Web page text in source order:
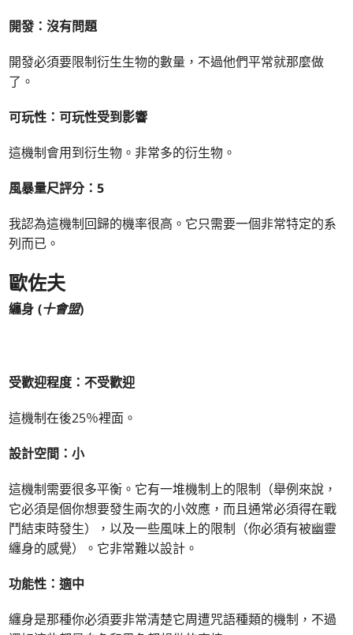
開發：沒有問題
開發必須要限制衍生生物的數量，不過他們平常就那麼做
了。
可玩性：可玩性受到影響
這機制會用到衍生物。非常多的衍生物。
風暴量尺評分：5
我認為這機制回歸的機率很高。它只需要一個非常特定的系
列而已。
歐佐夫
纏身 (十會盟)
受歡迎程度：不受歡迎
這機制在後25％裡面。
設計空間：小
這機制需要很多平衡。它有一堆機制上的限制（舉例來說，
它必須是個你想要發生兩次的小效應，而且通常必須得在戰
鬥結束時發生），以及一些風味上的限制（你必須有被幽靈
纏身的感覺）。它非常難以設計。
功能性：適中
纏身是那種你必須要非常清楚它周遭咒語種類的機制，不過